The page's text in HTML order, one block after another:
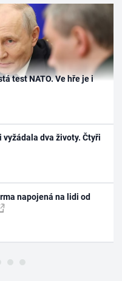
test NATO. Ve hře je i
dva životy. Čtyři
napojená na lidi od